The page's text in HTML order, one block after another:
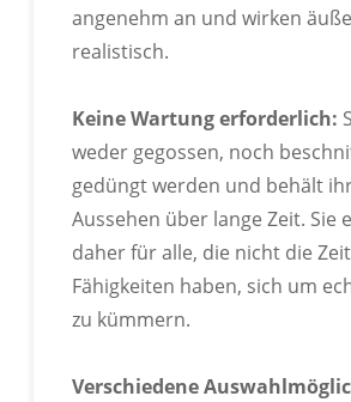
angenehm an und wirken
realistisch.
Keine Wartung erforderlich:
weder gegossen, noch
gedüngt werden und behält
Aussehen über lange Zeit. Sie
daher für alle, die nicht die
Fähigkeiten haben, sich um
zu kümmern.
Verschiedene